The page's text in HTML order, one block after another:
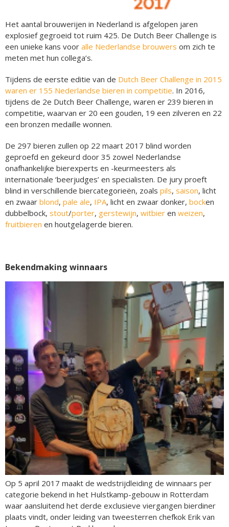
Het aantal brouwerijen in Nederland is afgelopen jaren
explosief gegroeid tot ruim 425. De Dutch Beer Challenge is
een unieke kans voor alle Nederlandse brouwers om zich te
meten met hun collega’s.
Tijdens de eerste editie van de Dutch Beer Challenge in 2015
waren er 155 Nederlandse bieren in competitie. In 2016,
tijdens de 2e Dutch Beer Challenge, waren er 239 bieren in
competitie, waarvan er 20 een gouden, 19 een zilveren en 22
een bronzen medaille wonnen.
De 297 bieren zullen op 22 maart 2017 blind worden
geproefd en gekeurd door 35 zowel Nederlandse
onafhankelijke bierexperts en -keurmeesters als
internationale ‘beerjudges’ en specialisten. De jury proeft
blind in verschillende biercategorieën, zoals pils, saison, licht
en zwaar blond, pale ale, IPA, licht en zwaar donker, bocken
dubbelbock, stout/porter, gerstewijn, witbier en weizen,
fruitbieren en houtgelagerde bieren.
Bekendmaking winnaars
Op 5 april 2017 maakt de wedstrijdleiding de winnaars per
categorie bekend in het Hulstkamp-gebouw in Rotterdam
waar aansluitend het derde exclusieve viergangen bierdiner
plaats vindt, onder leiding van tweesterren chefkok Erik van